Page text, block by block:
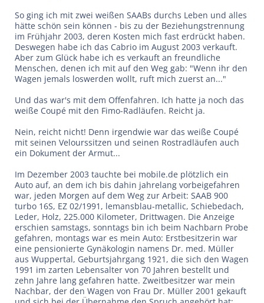
So ging ich mit zwei weißen SAABs durchs Leben und alles
hätte schön sein können - bis zu der Beziehungstrennung
im Frühjahr 2003, deren Kosten mich fast erdrückt haben.
Deswegen habe ich das Cabrio im August 2003 verkauft.
Aber zum Glück habe ich es verkauft an freundliche
Menschen, denen ich mit auf den Weg gab: "Wenn ihr den
Wagen jemals loswerden wollt, ruft mich zuerst an..."
Und das war's mit dem Offenfahren. Ich hatte ja noch das
weiße Coupé mit den Fimo-Radläufen. Reicht ja.
Nein, reicht nicht! Denn irgendwie war das weiße Coupé
mit seinen Velourssitzen und seinen Rostradläufen auch
ein Dokument der Armut...
Im Dezember 2003 tauchte bei mobile.de plötzlich ein
Auto auf, an dem ich bis dahin jahrelang vorbeigefahren
war, jeden Morgen auf dem Weg zur Arbeit: SAAB 900
turbo 16S, EZ 02/1991, lemansblau-metallic, Schiebedach,
Leder, Holz, 225.000 Kilometer, Drittwagen. Die Anzeige
erschien samstags, sonntags bin ich beim Nachbarn Probe
gefahren, montags war es mein Auto: Erstbesitzerin war
eine pensionierte Gynäkologin namens Dr. med. Müller
aus Wuppertal, Geburtsjahrgang 1921, die sich den Wagen
1991 im zarten Lebensalter von 70 Jahren bestellt und
zehn Jahre lang gefahren hatte. Zweitbesitzer war mein
Nachbar, der den Wagen von Frau Dr. Müller 2001 gekauft